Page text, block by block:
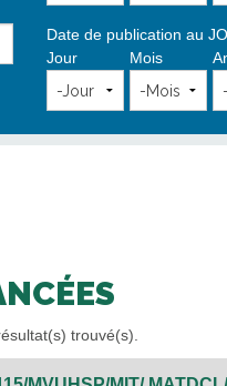
Date de publication au JO
Jour
Mois
trouvé(s).